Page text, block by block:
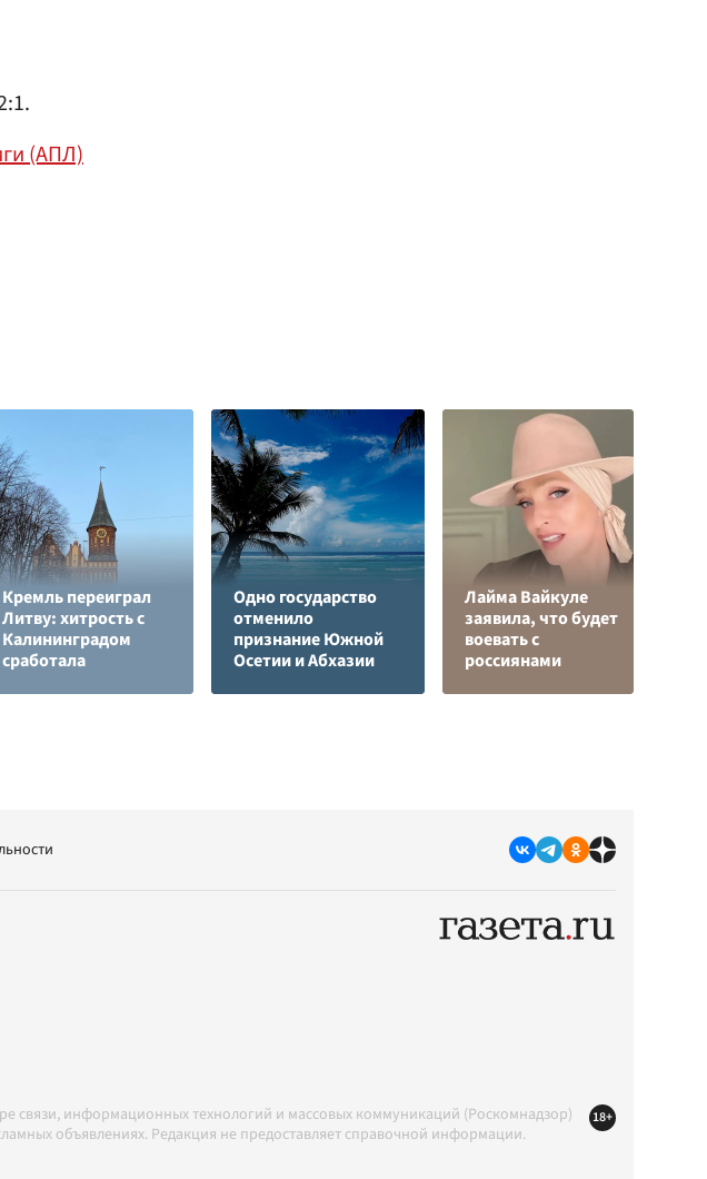
(АПЛ)
Кремль переиграл
Литву: хитрость с
Калининградом
сработала
Одно государство
отменило
признание Южной
Осетии и Абхазии
Лайма Вайкуле
заявила, что будет
воевать с
россиянами
связи, информационных технологий и массовых коммуникаций (Роскомнадзор)
объявлениях. Редакция не предоставляет справочной информации.
18+